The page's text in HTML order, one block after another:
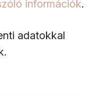
információk.
adatokkal